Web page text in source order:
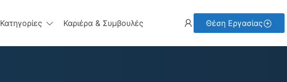
Κατηγορίες Καριέρα & Συμβουλές Θέση Εργασίας